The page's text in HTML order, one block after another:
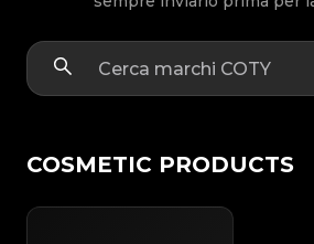
COSMETIC PRODUCTS